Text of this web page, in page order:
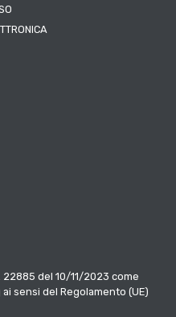
del 10/11/2023 come
sensi del Regolamento (UE)